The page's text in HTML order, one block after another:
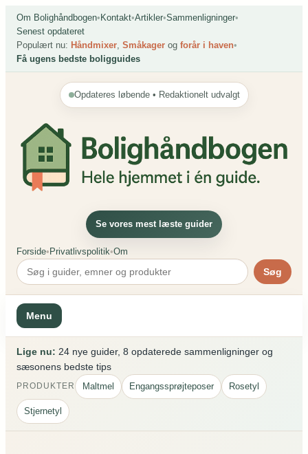
Spring
indhold
Om Bolighåndbogen• Kontakt•Artikler•Sammenligninger•
Senest opdateret
Populært nu: Håndmixer, Småkager og forår i haven•
Få ugens bedste boligguides
Opdateres løbende • Redaktionelt udvalgt
Se vores mest læste guider
Forside•Privatlivspolitik•Om
Søg
Menu
Lige nu: 24 nye guider, 8 opdaterede sammenligninger og
sæsonens bedste tips
PRODUKTER Maltmel Engangssprøjteposer Rosetyl
Stjernetyl